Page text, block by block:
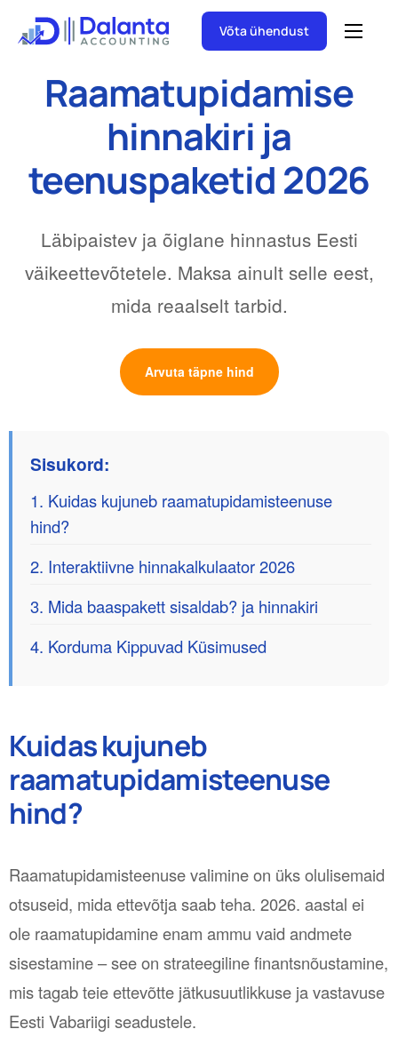
Aastaaruande koostamine
Juriidiline aadress
Võta ühendust
Raamatupidamise
hinnakiri ja
teenuspaketid 2026
Läbipaistev ja õiglane hinnastus Eesti
väikeettevõtetele. Maksa ainult selle eest,
mida reaalselt tarbid.
Arvuta täpne hind
Sisukord:
1. Kuidas kujuneb raamatupidamisteenuse
hind?
2. Interaktiivne hinnakalkulaator 2026
3. Mida baaspakett sisaldab? ja hinnakiri
4. Korduma Kippuvad Küsimused
Kuidas kujuneb
raamatupidamisteenuse
hind?
Raamatupidamisteenuse valimine on üks olulisemaid
otsuseid, mida ettevõtja saab teha. 2026. aastal ei
ole raamatupidamine enam ammu vaid andmete
sisestamine – see on strateegiline finantsnõustamine,
mis tagab teie ettevõtte jätkusuutlikkuse ja vastavuse
Eesti Vabariigi seadustele.